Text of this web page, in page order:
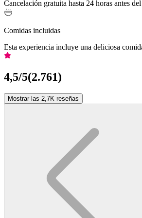
Cancelación gratuita hasta 24 horas antes
Comidas incluidas
Esta experiencia incluye una deliciosa
4,5/5(2.761)
Mostrar las 2,7K reseñas